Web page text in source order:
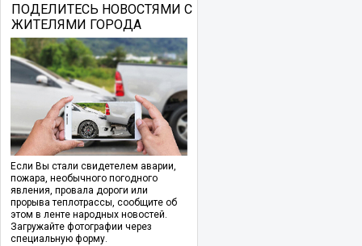
ПОДЕЛИТЕСЬ НОВОСТЯМИ С
ЖИТЕЛЯМИ ГОРОДА
Если Вы стали свидетелем аварии,
пожара, необычного погодного
явления, провала дороги или
прорыва теплотрассы, сообщите об
этом в ленте народных новостей.
Загружайте фотографии через
специальную форму.